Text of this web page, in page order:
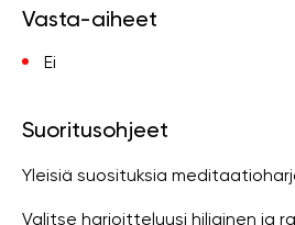
Vasta-aiheet
Ei
Suoritusohjeet
Yleisiä suosituksia
Valitse harjoitteluusi hiljainen ja